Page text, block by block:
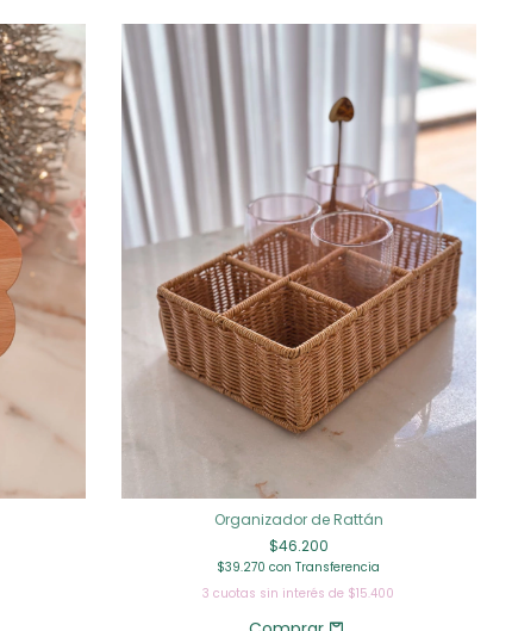
Organizador de Rattán
$46.200
$39.270con Transferencia
3 cuotas sin interés de $15.400